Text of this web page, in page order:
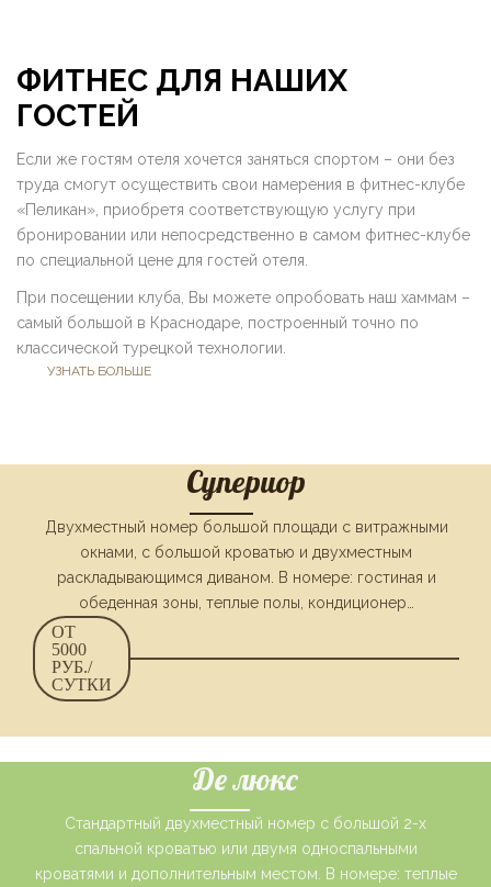
ФИТНЕС ДЛЯ НАШИХ
ГОСТЕЙ
Если же гостям отеля хочется заняться спортом – они без
труда смогут осуществить свои намерения в фитнес-клубе
«Пеликан», приобретя соответствующую услугу при
бронировании или непосредственно в самом фитнес-клубе
по специальной цене для гостей отеля.
При посещении клуба, Вы можете опробовать наш хаммам –
самый большой в Краснодаре, построенный точно по
классической турецкой технологии.
УЗНАТЬ БОЛЬШЕ
Супериор
Двухместный номер большой площади с витражными
окнами, с большой кроватью и двухместным
раскладывающимся диваном. В номере: гостиная и
обеденная зоны, теплые полы, кондиционер…
ОТ
5000
РУБ./
СУТКИ
Де люкс
Стандартный двухместный номер с большой 2-х
спальной кроватью или двумя односпальными
кроватями и дополнительным местом. В номере: теплые